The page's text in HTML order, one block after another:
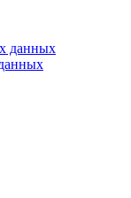
данных